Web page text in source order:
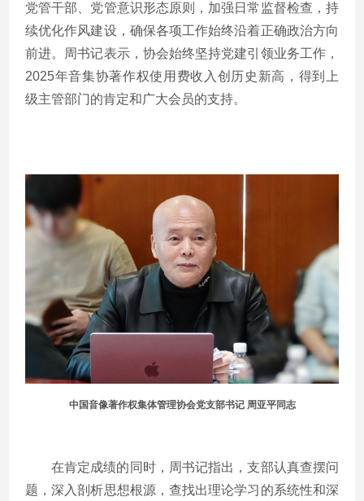
党管干部、党管意识形态原则，加强日常监督检查，持
续优化作风建设，确保各项工作始终沿着正确政治方向
前进。周书记表示，协会始终坚持党建引领业务工作，
2025年音集协著作权使用费收入创历史新高，得到上
级主管部门的肯定和广大会员的支持。
中国音像著作权集体管理协会党支部书记 周亚平同志
在肯定成绩的同时，周书记指出，支部认真查摆问
题，深入剖析思想根源，查找出理论学习的系统性和深